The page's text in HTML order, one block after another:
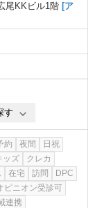
尾KKビル1階 [ア
す
約 夜間
日祝
ッズ
クレカ
在宅 訪問
DPC
ピニオン受診可
連携